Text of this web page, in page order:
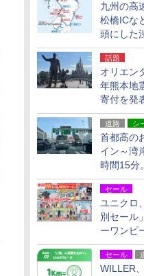
九州の高
松橋ICな
頭にした
への迂回
話題
オリエン
年熊本地
寄付を発
活動・復
道路 シ
首都高の
イン～湾
時間15分
「空港西
セール
ユニクロ
別セール
ーワンピ
水ギアシ
セール
WILLER